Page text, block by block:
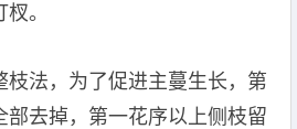
。
枝法，为了促进主蔓生长，第
部去掉，第一花序以上侧枝留